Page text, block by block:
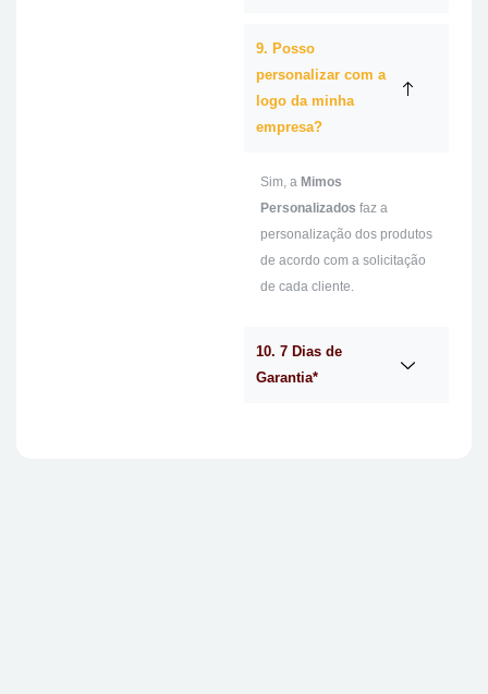
9. Posso
personalizar com a
logo da minha
empresa?
Sim, a Mimos
Personalizados faz a
personalização dos produtos
de acordo com a solicitação
de cada cliente.
10. 7 Dias de
Garantia*